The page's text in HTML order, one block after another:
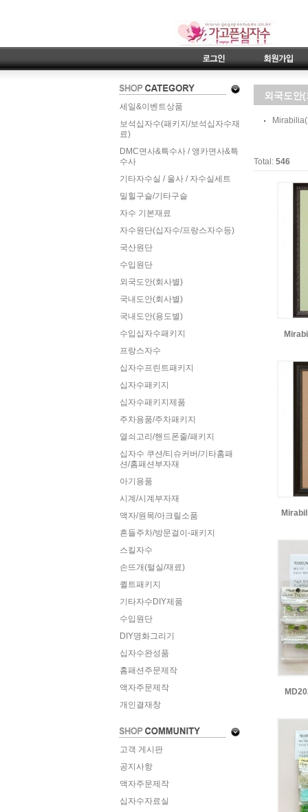
세일&이벤트상품
보석십자수(패키지/보석십자수재
료)
DMC면사&특수사 / 앵카면사&특
수사
기타자수실 / 울사 / 자수실세트
밀힐구슬/기타구슬
자수 기본재료
자수원단(십자수/프랑스자수등)
국산원단
수입원단
외국도안(회사별)
국내도안(회사별)
국내도안(용도별)
수입십자수패키지
프랑스자수
십자수프린트패키지
십자수패키지
십자수패키지제품
주차용품/주차패키지
열쇠고리/핸드폰줄/패키지
십자수 쿠션/티슈커버/기타홈패
션/홈패션부자재
아기용품
시계/시계부자재
액자/원목/아크릴소품
흔들주차/방문걸이-패키지
스킬자수
손뜨개(털실/재료)
퀼트패키지
기타자수DIY제품
수입원단
DIY명화그리기
십자수완성품
홈패션주문제작
액자주문제작
개인결재창
고객 게시판
공지사항
액자주문제작
십자수자료실
외국도안
Mirabilia
Total: 546